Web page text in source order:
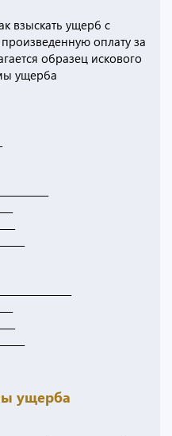
взыскать ущерб с
оплату за
образец искового
ущерба
ущерба